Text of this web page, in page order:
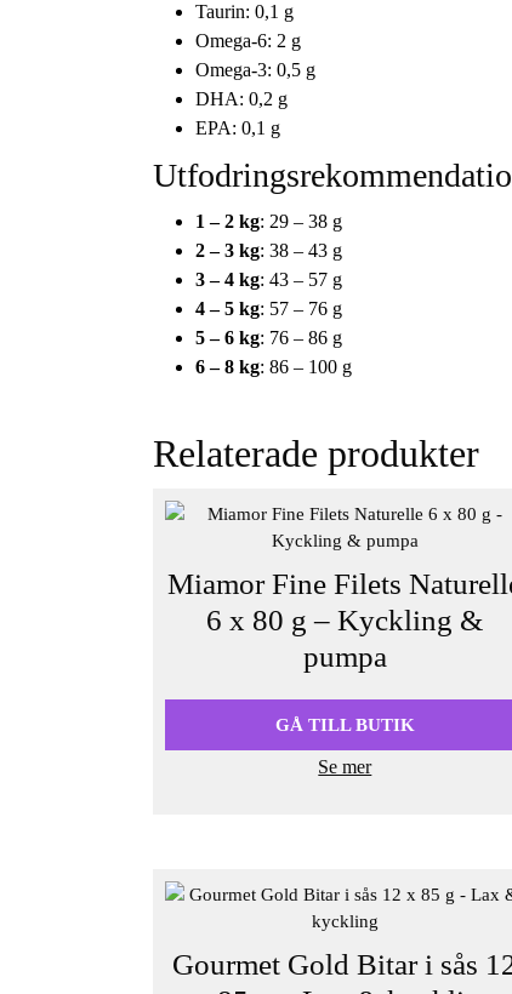
Taurin: 0,1 g
Omega-6: 2 g
Omega-3: 0,5 g
DHA: 0,2 g
EPA: 0,1 g
1 – 2 kg: 29 – 38 g
2 – 3 kg: 38 – 43 g
3 – 4 kg: 43 – 57 g
4 – 5 kg: 57 – 76 g
5 – 6 kg: 76 – 86 g
6 – 8 kg: 86 – 100 g
Relaterade produkter
Miamor Fine Filets
6 x 80 g – Kyckling &
pumpa
GÅ TILL BUTIK
Se mer
Gourmet Gold Bitar i sås